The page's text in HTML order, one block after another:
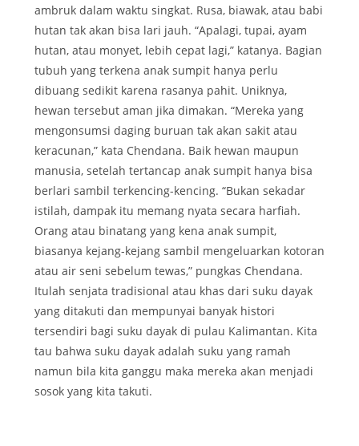
ambruk dalam waktu singkat. Rusa, biawak, atau babi
hutan tak akan bisa lari jauh. “Apalagi, tupai, ayam
hutan, atau monyet, lebih cepat lagi,” katanya. Bagian
tubuh yang terkena anak sumpit hanya perlu
dibuang sedikit karena rasanya pahit. Uniknya,
hewan tersebut aman jika dimakan. “Mereka yang
mengonsumsi daging buruan tak akan sakit atau
keracunan,” kata Chendana. Baik hewan maupun
manusia, setelah tertancap anak sumpit hanya bisa
berlari sambil terkencing-kencing. “Bukan sekadar
istilah, dampak itu memang nyata secara harfiah.
Orang atau binatang yang kena anak sumpit,
biasanya kejang-kejang sambil mengeluarkan kotoran
atau air seni sebelum tewas,” pungkas Chendana.
Itulah senjata tradisional atau khas dari suku dayak
yang ditakuti dan mempunyai banyak histori
tersendiri bagi suku dayak di pulau Kalimantan. Kita
tau bahwa suku dayak adalah suku yang ramah
namun bila kita ganggu maka mereka akan menjadi
sosok yang kita takuti.